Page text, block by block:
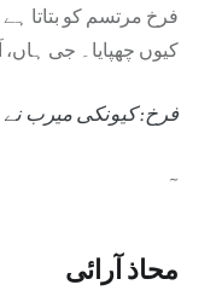
فرخ مرتسم کو بتاتا
کیوں چھپایا۔ جی ہاں،
فرخ: کیونکی میرب نے
~
محاذ آرائی